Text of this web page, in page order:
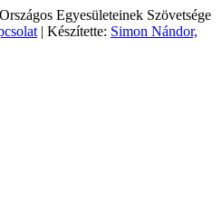
Egyesületeinek Szövetsége
| Készítette: Simon Nándor,